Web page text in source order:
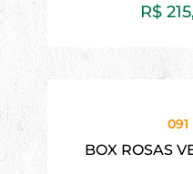
R$
091
BOX ROSAS